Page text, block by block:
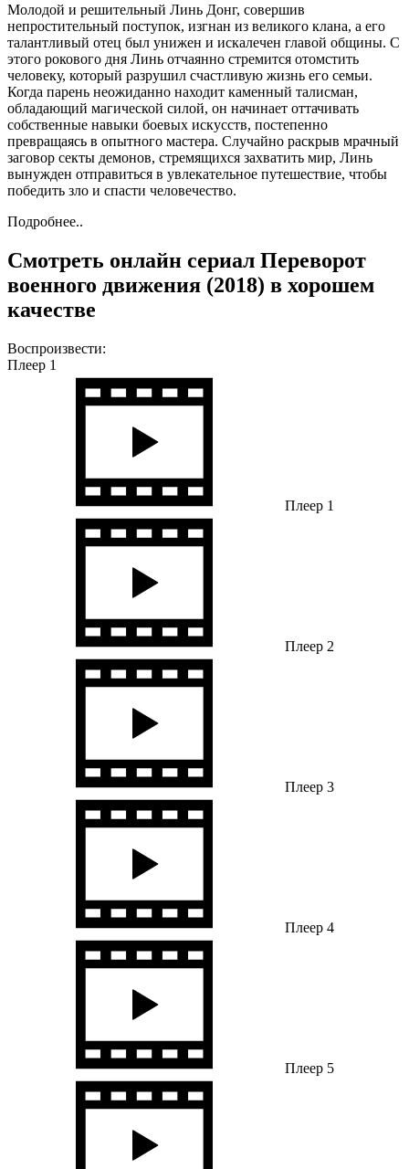
Молодой и решительный Линь Донг, совершив
непростительный поступок, изгнан из великого клана, а его
талантливый отец был унижен и искалечен главой общины. С
этого рокового дня Линь отчаянно стремится отомстить
человеку, который разрушил счастливую жизнь его семьи.
Когда парень неожиданно находит каменный талисман,
обладающий магической силой, он начинает оттачивать
собственные навыки боевых искусств, постепенно
превращаясь в опытного мастера. Случайно раскрыв мрачный
заговор секты демонов, стремящихся захватить мир, Линь
вынужден отправиться в увлекательное путешествие, чтобы
победить зло и спасти человечество.
Подробнее..
Смотреть онлайн сериал Переворот
военного движения (2018) в хорошем
качестве
Воспроизвести:
Плеер 1
Плеер 1
Плеер 2
Плеер 3
Плеер 4
Плеер 5